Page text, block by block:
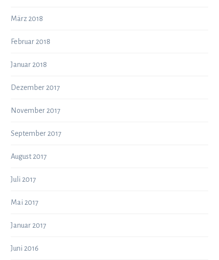
März 2018
Februar 2018
Januar 2018
Dezember 2017
November 2017
September 2017
August 2017
Juli 2017
Mai 2017
Januar 2017
Juni 2016